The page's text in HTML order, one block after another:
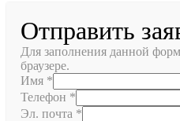
Отправить
Для заполнения данной
браузере.
Имя *
Телефон *
Эл. почта *